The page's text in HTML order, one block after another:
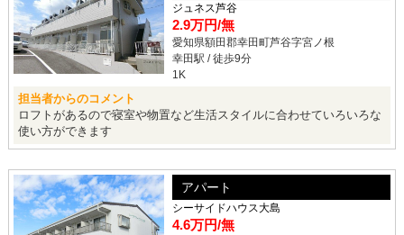
ジュネス芦谷
2.9万円/無
愛知県額田郡幸田町芦谷字宮ノ根
幸田駅 / 徒歩9分
1K
担当者からのコメント
ロフトがあるので寝室や物置など生活スタイルに合わせていろいろな
使い方ができます
アパート
シーサイドハウス大島
4.6万円/無